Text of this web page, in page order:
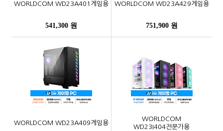
WORLDCOM WD23A401게임용
541,300 원
WORLDCOM WD23A429게임용
751,900 원
WORLDCOM WD23A409게임용
WORLDCOM
WD23I404전문가용